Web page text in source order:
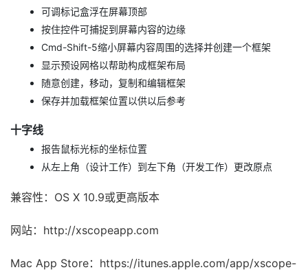
可调标记盒浮在屏幕顶部
按住控件可捕捉到屏幕内容的边缘
Cmd-Shift-5缩小屏幕内容周围的选择并创建一个框架
显示预设网格以帮助构成框架布局
随意创建，移动，复制和编辑框架
保存并加载框架位置以供以后参考
十字线
报告鼠标光标的坐标位置
从左上角（设计工作）到左下角（开发工作）更改原点
兼容性：OS X 10.9或更高版本
网站：http://xscopeapp.com
Mac App Store：https://itunes.apple.com/app/xscope-